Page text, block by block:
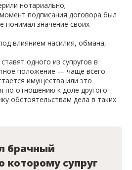
нотариально;
подписания договора был
понимал значение своих
влиянием насилия, обмана,
одного из супругов в
положение — чаще всего
имущества или это
по отношению к доле другого
обстоятельствам дела в таких
брачный
которому супруг